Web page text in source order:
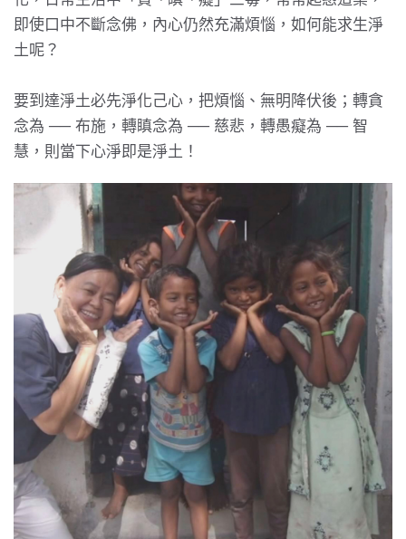
即使口中不斷念佛，內心仍然充滿煩惱，如何能求生淨
土呢？
要到達淨土必先淨化己心，把煩惱、無明降伏後；轉貪
念為 ── 布施，轉瞋念為 ── 慈悲，轉愚癡為 ── 智
慧，則當下心淨即是淨土！